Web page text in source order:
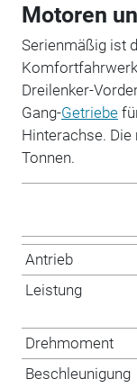
Motoren
Serienmäßig ist
Dreilenker-
Gang-Getriebe
Hinterachse.
Tonnen.
Antrieb
Leistung
Drehmoment
Beschleunigung